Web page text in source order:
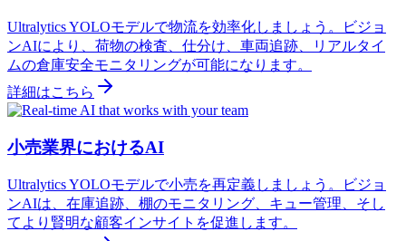
Ultralytics YOLOモデルで物流を効率化しましょう。ビジョ
ンAIにより、荷物の検査、仕分け、車両追跡、リアルタイ
ムの倉庫安全モニタリングが可能になります。
詳細はこちら
小売業界におけるAI
Ultralytics YOLOモデルで小売を再定義しましょう。ビジョ
ンAIは、在庫追跡、棚のモニタリング、キュー管理、そし
てより賢明な顧客インサイトを促進します。